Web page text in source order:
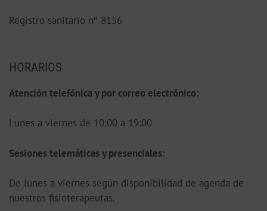
Registro sanitario nº 8156
HORARIOS
Atención telefónica y por correo electrónico:
Lunes a viernes de 10:00 a 19:00
Sesiones telemáticas y presenciales:
De lunes a viernes según disponibilidad de agenda de
nuestros fisioterapeutas.